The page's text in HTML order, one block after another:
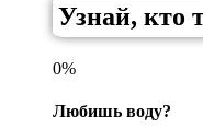
Узнай, кто
0%
Любишь воду?